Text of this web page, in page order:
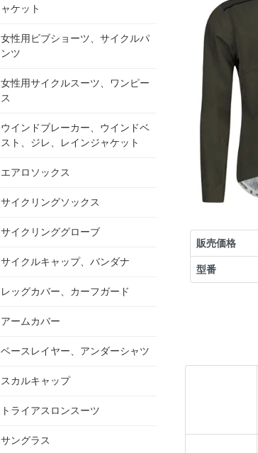
販売価格
型番
ャケット
女性用ビブショーツ、サイクルパ
ンツ
女性用サイクルスーツ、ワンピー
ス
ウインドブレーカー、ウインドベ
スト、ジレ、レインジャケット
エアロソックス
サイクリングソックス
サイクリンググローブ
サイクルキャップ、バンダナ
レッグカバー、カーフガード
アームカバー
ベースレイヤー、アンダーシャツ
スカルキャップ
トライアスロンスーツ
サングラス